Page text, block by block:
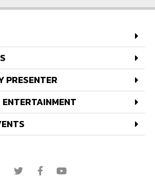
PRESENTER